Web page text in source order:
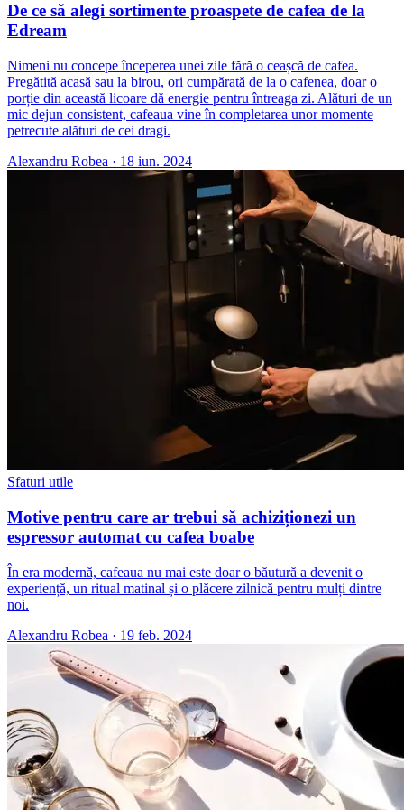
De ce să alegi sortimente proaspete de cafea de la
Edream
Nimeni nu concepe începerea unei zile fără o ceașcă de cafea.
Pregătită acasă sau la birou, ori cumpărată de la o cafenea, doar o
porție din această licoare dă energie pentru întreaga zi. Alături de un
mic dejun consistent, cafeaua vine în completarea unor momente
petrecute alături de cei dragi.
Alexandru Robea · 18 iun. 2024
Sfaturi utile
Motive pentru care ar trebui să achiziționezi un
espressor automat cu cafea boabe
În era modernă, cafeaua nu mai este doar o băutură a devenit o
experiență, un ritual matinal și o plăcere zilnică pentru mulți dintre
noi.
Alexandru Robea · 19 feb. 2024